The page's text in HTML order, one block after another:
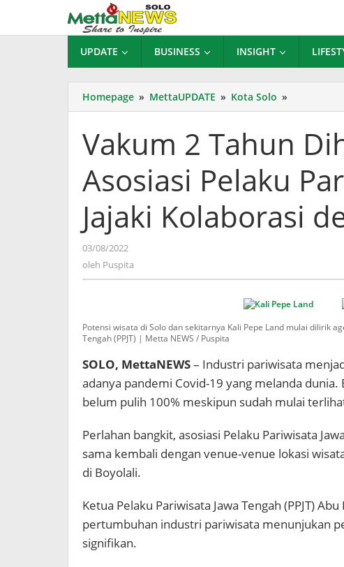
konten
UPDATE BUSINESS INSIGHT
Homepage » MettaUPDATE » Kota Solo »
2
Dihantam
Pandemi,
Asosiasi
Pelaku
Jawa
Tengah
Pepe
Vakum 2 Tahun
Asosiasi Pelaku
Jajaki Kolaborasi
03/08/2022
oleh Puspita
Potensi wisata di Solo dan sekitarnya Kali Pepe Land mulai dilirik
Tengah (PPJT) | Metta NEWS / Puspita
SOLO, MettaNEWS– Industri pariwisata
adanya pandemi Covid-19 yang melanda
belum pulih 100% meskipun sudah mulai
Perlahan bangkit, asosiasi Pelaku Pariwisata
sama kembali dengan venue-venue lokasi
di Boyolali.
Ketua Pelaku Pariwisata Jawa Tengah (PPJT)
pertumbuhan industri pariwisata menunjukan
signifikan.